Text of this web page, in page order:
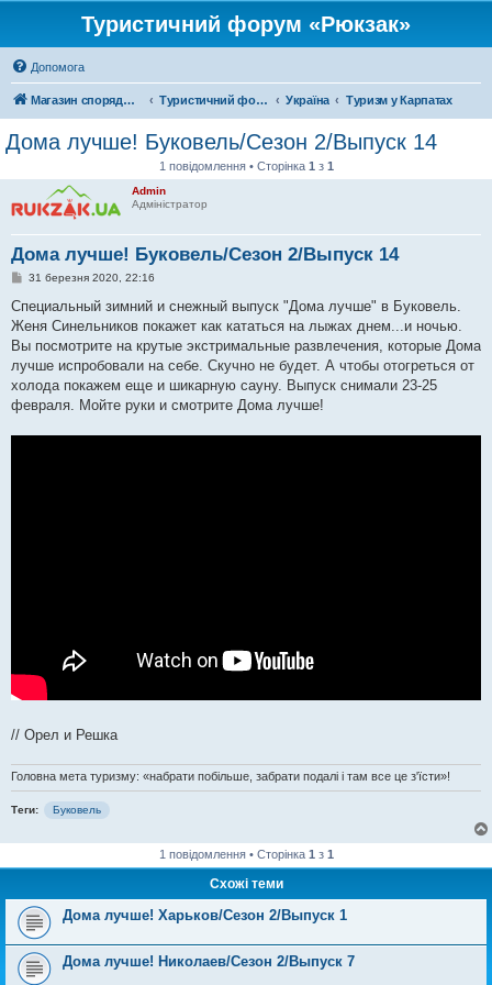
Туристичний форум «Рюкзак»
Допомога
Магазин спорядження Туристичний форум «Рюкзак» Україна Туризм у Карпатах
Дома лучше! Буковель/Сезон 2/Выпуск 14
1 повідомлення • Сторінка 1 з 1
Admin
Адміністратор
Дома лучше! Буковель/Сезон 2/Выпуск 14
П
в
д
о
л
е
н
31 березня 2020, 22:16
Специальный зимний и снежный выпуск "Дома лучше" в Буковель.
Женя Синельников покажет как кататься на лыжах днем...и ночью.
Вы посмотрите на крутые экстримальные развлечения, которые Дома
лучше испробовали на себе. Скучно не будет. А чтобы отогреться от
холода покажем еще и шикарную сауну. Выпуск снимали 23-25
февраля. Мойте руки и смотрите Дома лучше!
// Орел и Решка
Головна мета туризму: «набрати побільше, забрати подалі і там все це з'їсти»!
Теги: Буковель
1 повідомлення • Сторінка 1 з 1
Схожі теми
Дома лучше! Харьков/Сезон 2/Выпуск 1
Дома лучше! Николаев/Сезон 2/Выпуск 7